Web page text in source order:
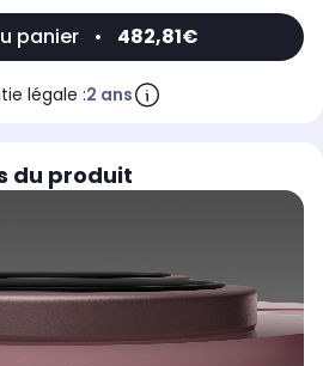
panier • 482,81€
légale :2 ans
du produit